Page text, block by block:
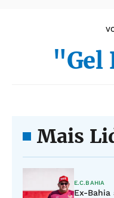
"Gel
Mais
E.C.BAHIA
Ex-